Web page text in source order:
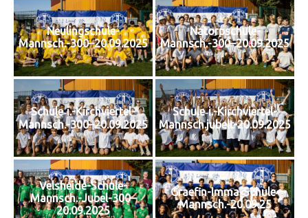
Neulingschule-
Mannsch.-300–20.09.2025
Natorpschule-
Mannsch.-300–20.09.2025
Schule‑i.-Kirchviertel-
Mannsch.-300–20.09.2025
Schule‑i.-Kirchviertel-
Mannsch.jubelt-20.09.2025
Velsheide-Schule-
Mannsch.-Jubel-300–
20.09.2025
Graefin-Imma-Schule-
Mannsch.-20.09.25